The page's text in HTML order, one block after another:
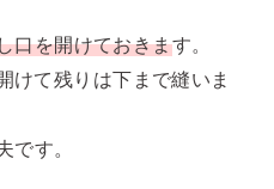
口を開けておきます。
けて残りは下まで縫いま
です。